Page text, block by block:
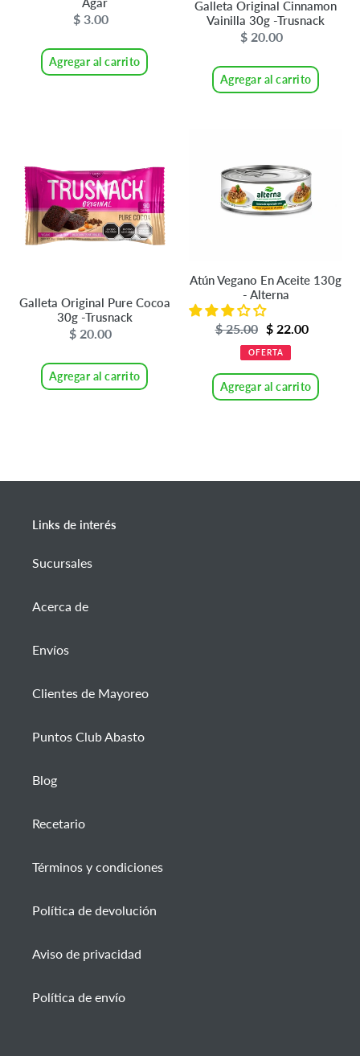
Precio
$ 3.00
Agregar al carrito
Galleta Original Cinnamon
Vainilla 30g -Trusnack
Precio
$ 20.00
Agregar al carrito
Pure
Cocoa
30g
Galleta Original Pure Cocoa
30g -Trusnack
Precio
$ 20.00
Agregar al carrito
Aceite
Atún Vegano En Aceite 130g
- Alterna
PrecioPrecio
habitual
$ 25.00 $ 22.00
OFERTA
Agregar al carrito
Links de interés
Sucursales
Acerca de
Envíos
Clientes de Mayoreo
Puntos Club Abasto
Blog
Recetario
Términos y condiciones
Política de devolución
Aviso de privacidad
Política de envío